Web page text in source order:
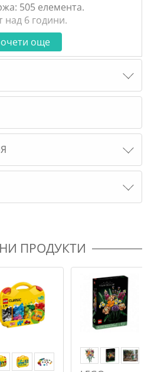
505 елемента.
над 6 години.
още
ПРОДУКТИ